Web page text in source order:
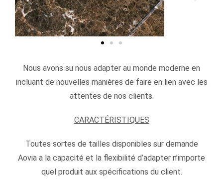
Nous avons su nous adapter au monde moderne en
incluant de nouvelles manières de faire en lien avec les
attentes de nos clients.
CARACTÉRISTIQUES
Toutes sortes de tailles disponibles sur demande
Aovia a la capacité et la flexibilité d’adapter n’importe
quel produit aux spécifications du client.